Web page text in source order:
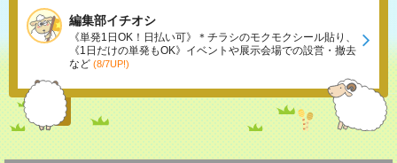
編集部イチオシ
《単発1日OK！日払い可》＊チラシのモクモクシール貼り、
《1日だけの単発もOK》イベントや展示会場での設営・撤去
など (8/7UP!)